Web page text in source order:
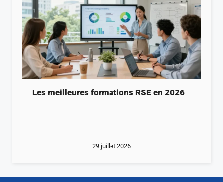
Les meilleures formations RSE en 2026
29 juillet 2026